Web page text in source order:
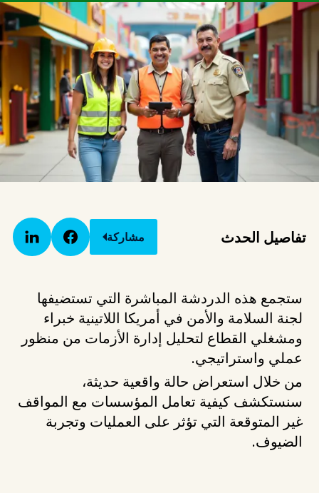
تفاصيل الحدث مشاركة
ستجمع هذه الدردشة المباشرة التي تستضيفها
لجنة السلامة والأمن في أمريكا اللاتينية خبراء
ومشغلي القطاع لتحليل إدارة الأزمات من منظور
عملي واستراتيجي.
من خلال استعراض حالة واقعية حديثة،
سنستكشف كيفية تعامل المؤسسات مع المواقف
غير المتوقعة التي تؤثر على العمليات وتجربة
الضيوف.